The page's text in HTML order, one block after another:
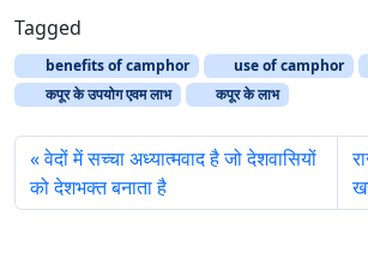
Tagged
benefits of camphor use of camphor
कपूर के उपयोग एवम लाभ
कपूर के लाभ
वेदों में सच्चा अध्यात्मवाद है जो देशवासियों
को देशभक्त बनाता है